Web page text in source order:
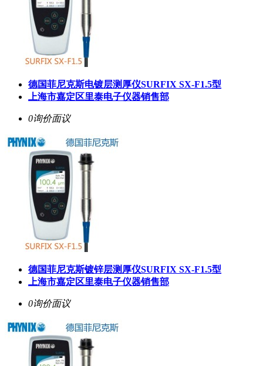
德国菲尼克斯电镀层测厚仪SURFIX SX-F1.5型
上海市嘉定区里泰电子仪器销售部
0询价面议
德国菲尼克斯镀锌层测厚仪SURFIX SX-F1.5型
上海市嘉定区里泰电子仪器销售部
0询价面议